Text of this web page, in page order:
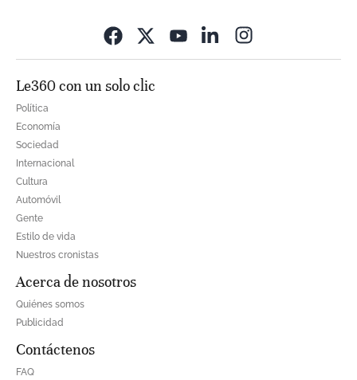
Le360 con un solo clic
Política
Economía
Sociedad
Internacional
Cultura
Automóvil
Gente
Estilo de vida
Nuestros cronistas
Acerca de nosotros
Quiénes somos
Publicidad
Contáctenos
FAQ